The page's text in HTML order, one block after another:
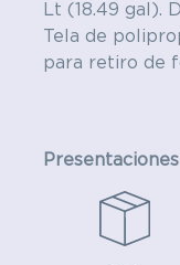
Lt (18.49 gal).
Tela de
para retiro de
Presentaciones